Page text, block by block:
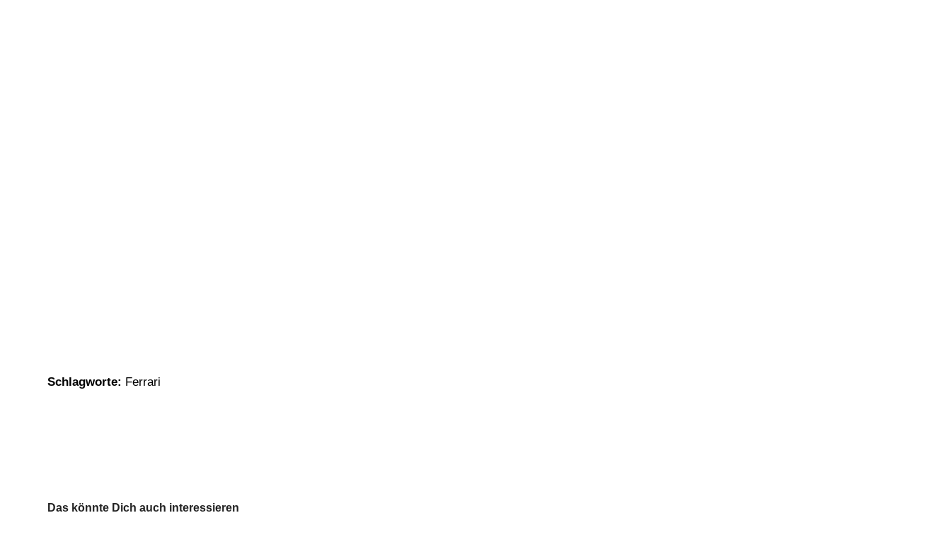
Schlagworte: Ferrari
Das könnte Dich auch interessieren